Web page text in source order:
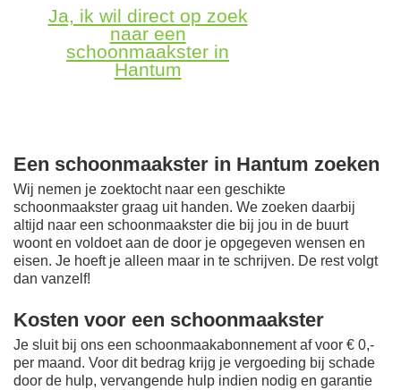
Ja, ik wil direct op zoek
naar een
schoonmaakster in
Hantum
Een schoonmaakster in Hantum zoeken
Wij nemen je zoektocht naar een geschikte
schoonmaakster graag uit handen. We zoeken daarbij
altijd naar een schoonmaakster die bij jou in de buurt
woont en voldoet aan de door je opgegeven wensen en
eisen. Je hoeft je alleen maar in te schrijven. De rest volgt
dan vanzelf!
Kosten voor een schoonmaakster
Je sluit bij ons een schoonmaakabonnement af voor € 0,-
per maand. Voor dit bedrag krijg je vergoeding bij schade
door de hulp, vervangende hulp indien nodig en garantie